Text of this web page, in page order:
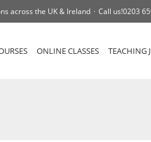
across the UK & Ireland Call us!0203
ONLINE CLASSES TEACHING